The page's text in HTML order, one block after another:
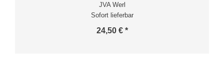
JVA Werl
Sofort lieferbar
24,50 € *